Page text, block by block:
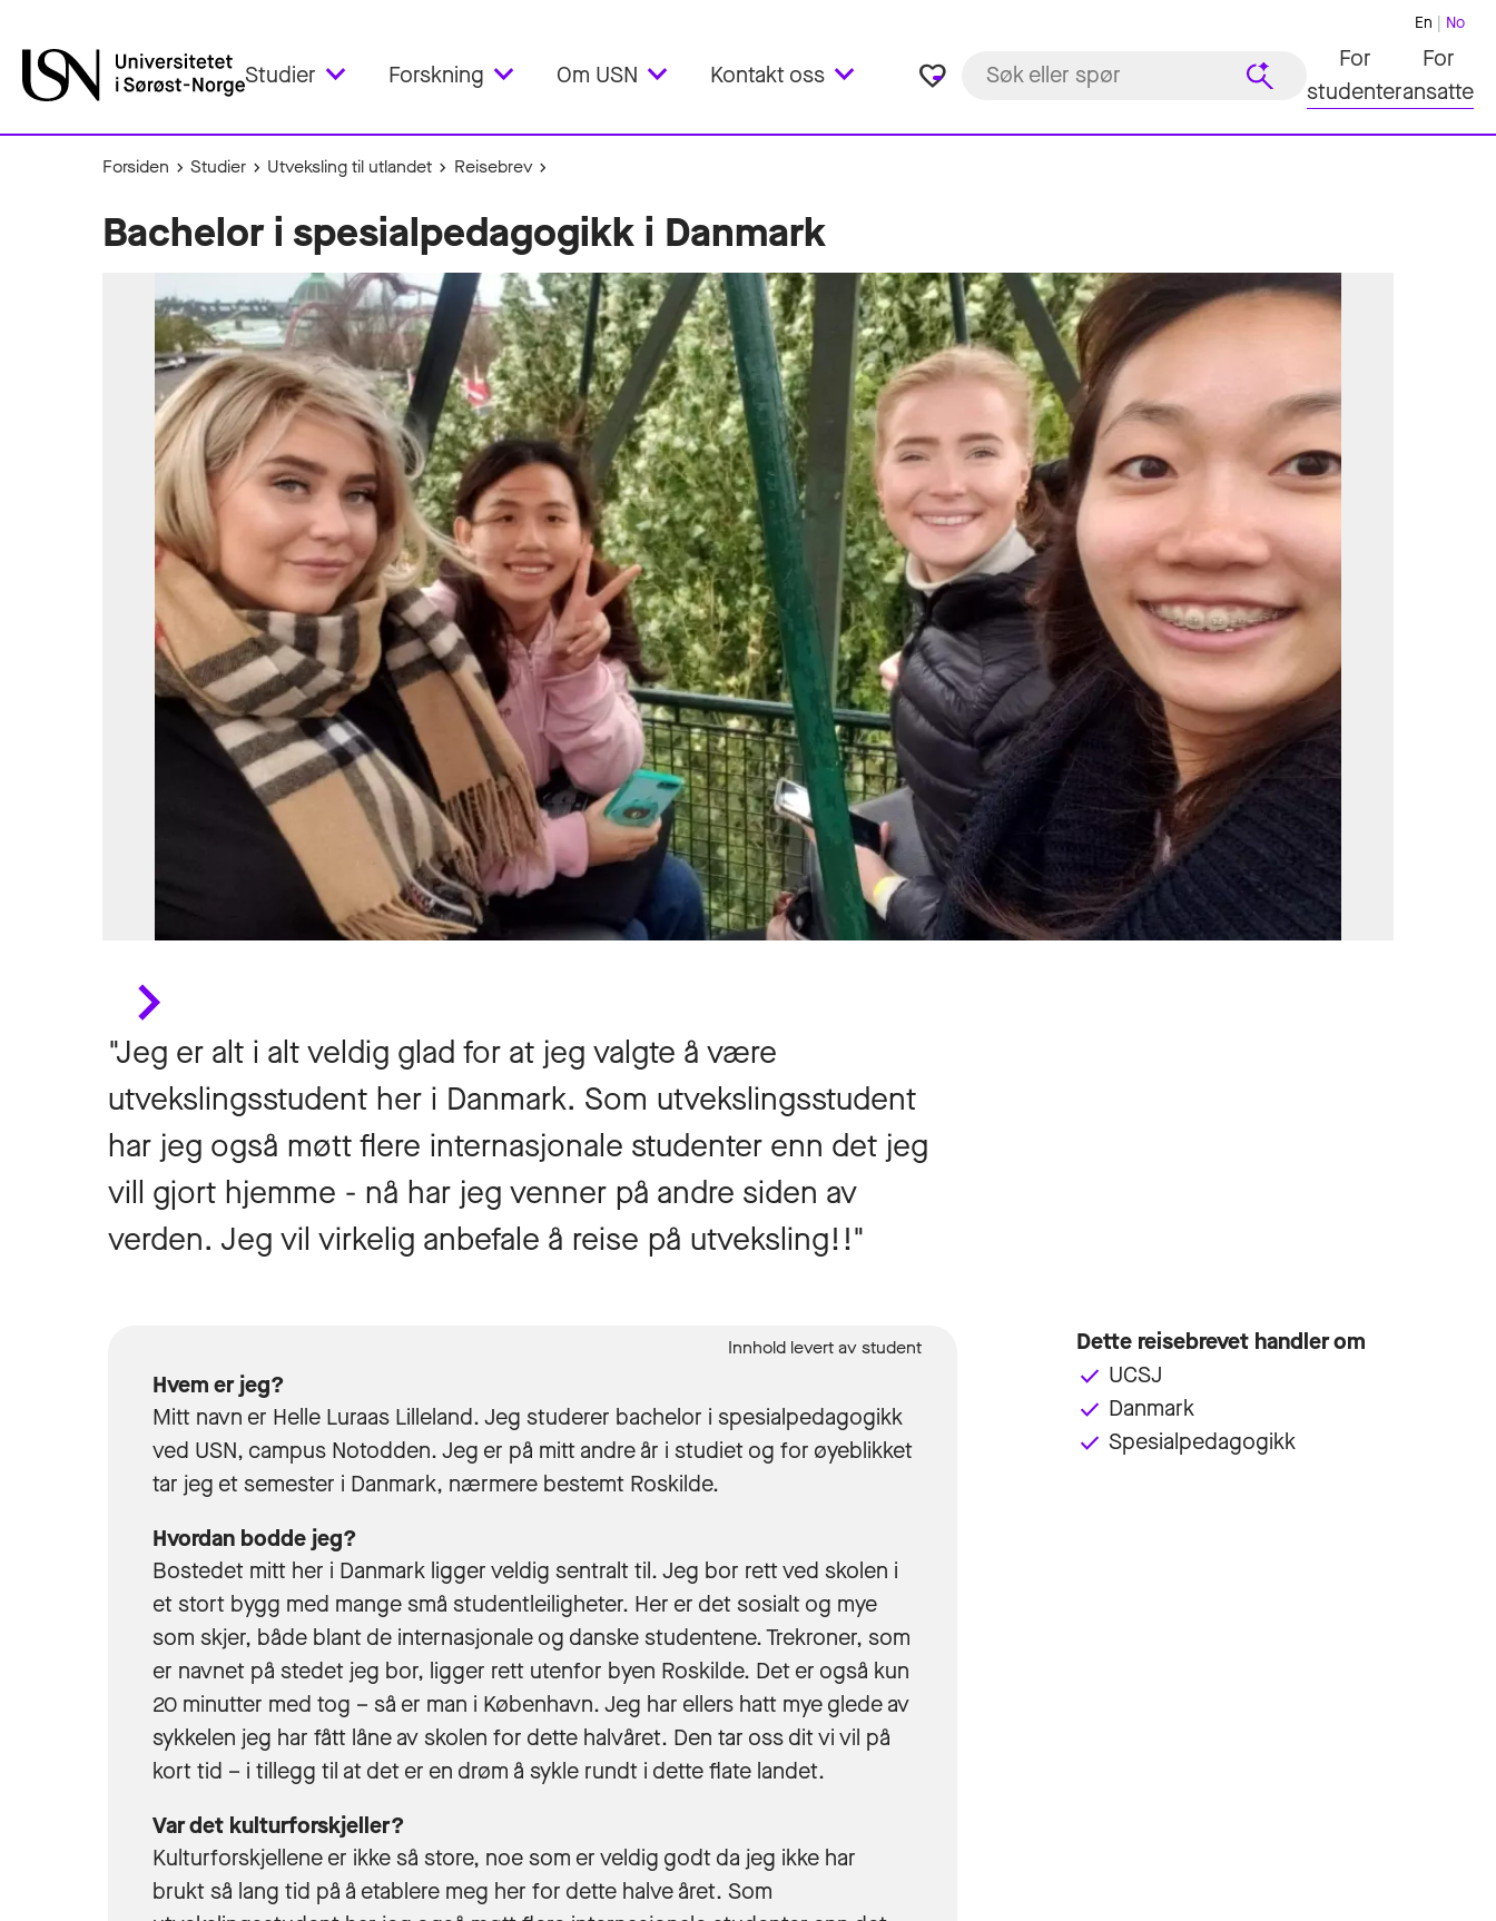
Studier Forskning Om USN Kontakt oss favorite_border
En No
For
studenter
For
ansatte
Forsiden Studier Utveksling til utlandet Reisebrev
Bachelor i spesialpedagogikk i Danmark
"Jeg er alt i alt veldig glad for at jeg valgte å være
utvekslingsstudent her i Danmark. Som utvekslingsstudent
har jeg også møtt flere internasjonale studenter enn det jeg
vill gjort hjemme - nå har jeg venner på andre siden av
verden. Jeg vil virkelig anbefale å reise på utveksling!!"
Hvem er jeg?
Mitt navn er Helle Luraas Lilleland. Jeg studerer bachelor i spesialpedagogikk
ved USN, campus Notodden. Jeg er på mitt andre år i studiet og for øyeblikket
tar jeg et semester i Danmark, nærmere bestemt Roskilde.
Hvordan bodde jeg?
Bostedet mitt her i Danmark ligger veldig sentralt til. Jeg bor rett ved skolen i
et stort bygg med mange små studentleiligheter. Her er det sosialt og mye
som skjer, både blant de internasjonale og danske studentene. Trekroner, som
er navnet på stedet jeg bor, ligger rett utenfor byen Roskilde. Det er også kun
20 minutter med tog – så er man i København. Jeg har ellers hatt mye glede av
sykkelen jeg har fått låne av skolen for dette halvåret. Den tar oss dit vi vil på
kort tid – i tillegg til at det er en drøm å sykle rundt i dette flate landet.
Var det kulturforskjeller?
Kulturforskjellene er ikke så store, noe som er veldig godt da jeg ikke har
brukt så lang tid på å etablere meg her for dette halve året. Som
Dette reisebrevet handler om
done UCSJ
done Danmark
done Spesialpedagogikk